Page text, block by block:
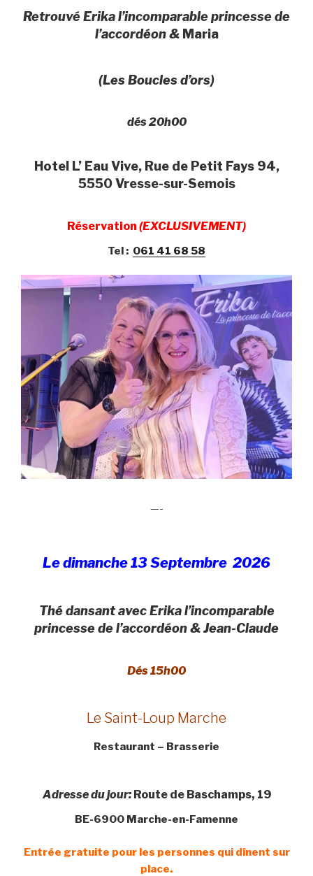
Retrouvé Erika l’incomparable princesse de
l’accordéon &Maria
(Les Boucles d’ors)
dés 20h00
Hotel L’ Eau Vive, Rue de Petit Fays 94,
5550 Vresse-sur-Semois
Réservation (EXCLUSIVEMENT)
Tel : 061 41 68 58
—-
Le dimanche 13 Septembre 2026
Thé dansant avec Erika l’incomparable
princesse de l’accordéon & Jean-Claude
Dés 15h00
Le Saint-Loup Marche
Restaurant – Brasserie
Adresse du jour: Route de Baschamps, 19
BE-6900 Marche-en-Famenne
Entrée gratuite pour les personnes qui dînent sur
place.